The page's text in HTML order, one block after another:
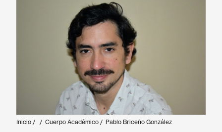
Inicio / / Cuerpo Académico / Pablo Briceño González